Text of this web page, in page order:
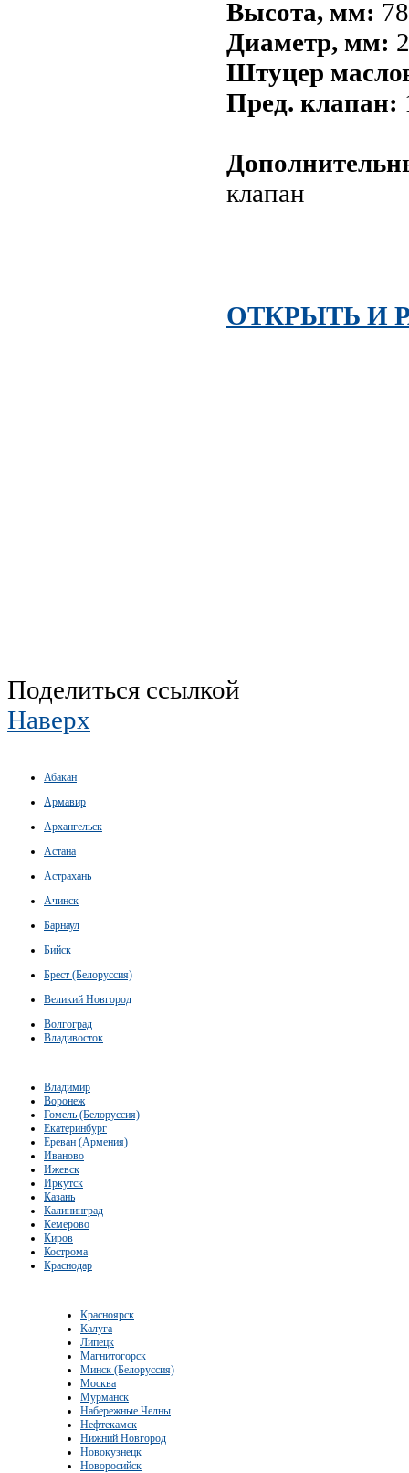
Высота, мм:
Диаметр, мм:
Штуцер
Пред. клапан:
клапан
ОТКРЫТЬ И
Поделиться ссылкой
Наверх
Абакан
Армавир
Архангельск
Астана
Астрахань
Ачинск
Барнаул
Бийск
Брест (Белоруссия)
Великий Новгород
Волгоград
Владивосток
Владимир
Воронеж
Гомель (Белоруссия)
Екатеринбург
Ереван (Армения)
Иваново
Ижевск
Иркутск
Казань
Калининград
Кемерово
Киров
Кострома
Краснодар
Красноярск
Калуга
Липецк
Магнитогорск
Минск (Белоруссия)
Москва
Мурманск
Набережные Челны
Нефтекамск
Нижний Новгород
Новокузнецк
Новоросийск